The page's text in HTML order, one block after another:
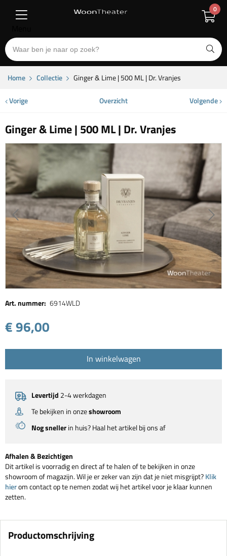
0
Home Collectie Ginger & Lime | 500 ML | Dr. Vranjes
Vorige Overzicht Volgende
Ginger & Lime | 500 ML | Dr. Vranjes
Art. nummer: 6914WLD
€ 96,00
In winkelwagen
Levertijd 2-4 werkdagen
Te bekijken in onzeshowroom
Nog snellerin huis? Haal het artikel bij ons af
Afhalen & Bezichtigen
Dit artikel is voorradig en direct af te halen of te bekijken in onze
showroom of magazijn. Wil je er zeker van zijn dat je niet misgrijpt?Klik
hierom contact op te nemen zodat wij het artikel voor je klaar kunnen
zetten.
Productomschrijving